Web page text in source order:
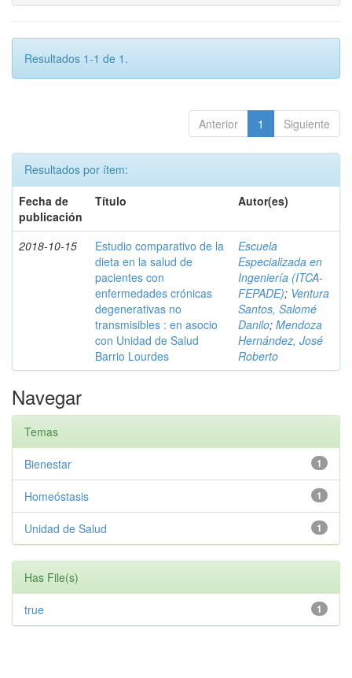
Resultados 1-1 de 1.
Anterior 1 Siguiente
Resultados por ítem:
Fecha de
publicación
Título Autor(es)
2018-10-15
Estudio comparativo de la
dieta en la salud de
pacientes con
enfermedades crónicas
degenerativas no
transmisibles : en asocio
con Unidad de Salud
Barrio Lourdes
Escuela
Especializada en
Ingeniería (ITCA-
FEPADE); Ventura
Santos, Salomé
Danilo; Mendoza
Hernández, José
Roberto
Navegar
Temas
1
Bienestar
1
Homeóstasis
1
Unidad de Salud
Has File(s)
1
true